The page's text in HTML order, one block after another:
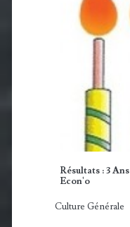
Résultats : 3
Econ'o
Culture Générale